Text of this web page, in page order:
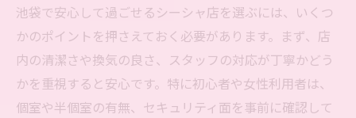
池袋で安心して過ごせるシーシャ店を選ぶには、いくつ
かのポイントを押さえておく必要があります。まず、店
内の清潔さや換気の良さ、スタッフの対応が丁寧かどう
かを重視すると安心です。特に初心者や女性利用者は、
個室や半個室の有無、セキュリティ面を事前に確認して